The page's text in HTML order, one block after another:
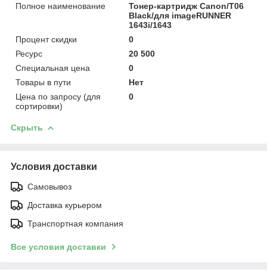
Полное наименование
Тонер-картридж Canon/T06
Black/для imageRUNNER
1643i/1643
Процент скидки
0
Ресурс
20 500
Специальная цена
0
Товары в пути
Нет
Цена по запросу (для
сортировки)
0
Скрыть
Условия доставки
Самовывоз
Доставка курьером
Транспортная компания
Все условия доставки